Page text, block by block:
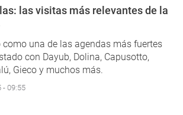
las visitas más relevantes de la
como una de las agendas más fuertes
con Dayub, Dolina, Capusotto,
Gieco y muchos más.
- 09:55